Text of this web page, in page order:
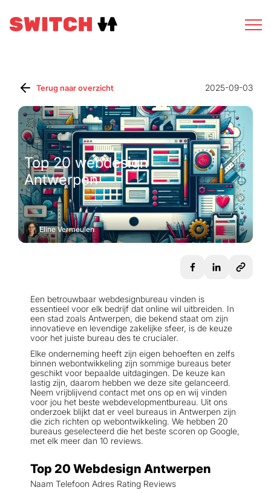
Terug naar overzicht 2025-09-03
Top 20 webdesign
Antwerpen
Eline Vermeulen
Een betrouwbaar webdesignbureau vinden is
essentieel voor elk bedrijf dat online wil uitbreiden. In
een stad zoals Antwerpen, die bekend staat om zijn
innovatieve en levendige zakelijke sfeer, is de keuze
voor het juiste bureau des te crucialer.
Elke onderneming heeft zijn eigen behoeften en zelfs
binnen webontwikkeling zijn sommige bureaus beter
geschikt voor bepaalde uitdagingen. De keuze kan
lastig zijn, daarom hebben we deze site gelanceerd.
Neem vrijblijvend contact met ons op en wij vinden
voor jou het beste webdevelopmentbureau. Uit ons
onderzoek blijkt dat er veel bureaus in Antwerpen zijn
die zich richten op webontwikkeling. We hebben 20
bureaus geselecteerd die het beste scoren op Google,
met elk meer dan 10 reviews.
Top 20 Webdesign Antwerpen
Naam Telefoon Adres Rating Reviews